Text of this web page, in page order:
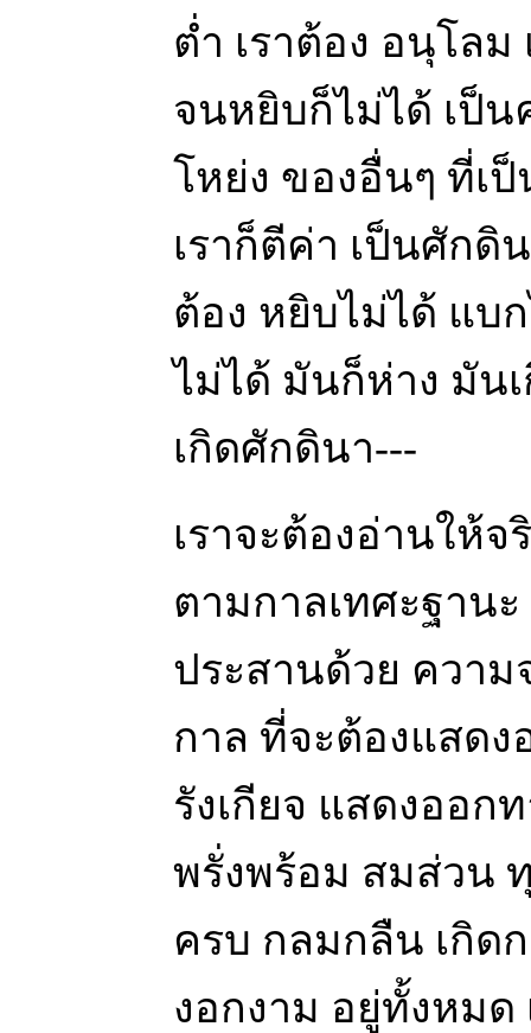
ต่ำ เราต้อง อนุโล
จนหยิบก็ไม่ได้ เป็
โหย่ง ของอื่นๆ ที่เ
เราก็ตีค่า เป็นศักดิ
ต้อง หยิบไม่ได้ แบ
ไม่ได้ มันก็ห่าง มัน
เกิดศักดินา---
เราจะต้องอ่านให้
ตามกาลเทศะฐาน
ประสานด้วย ความ
กาล ที่จะต้องแสดง
รังเกียจ แสดงออก
พรั่งพร้อม สมส่วน
ครบ กลมกลืน เกิด
งอกงาม อยู่ทั้งหมด